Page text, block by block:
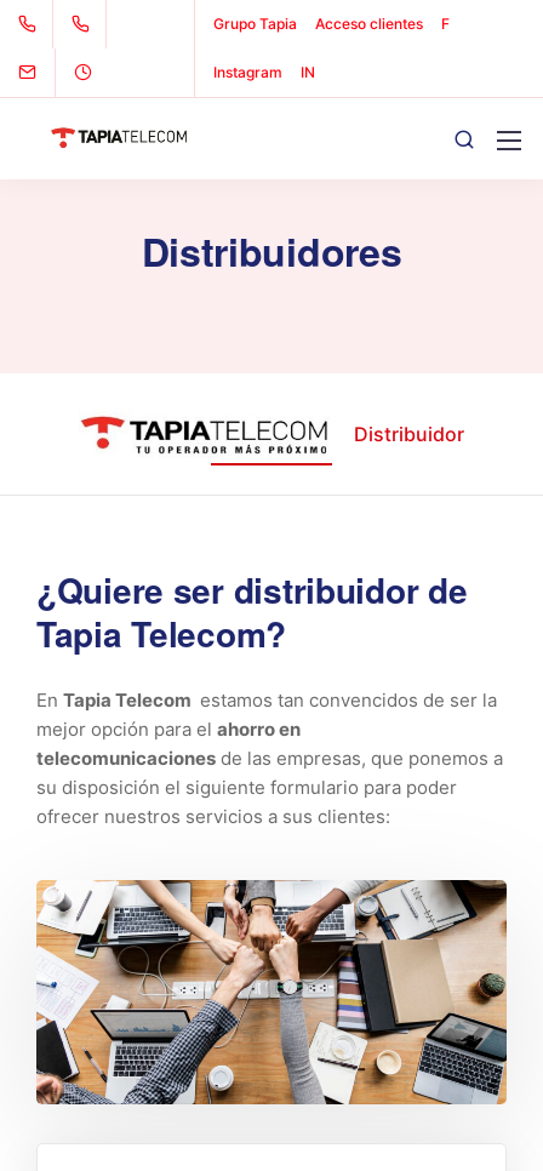
Grupo Tapia Acceso clientes F
Instagram IN
Distribuidores
Distribuidor
¿Quiere ser distribuidor de
Tapia Telecom?
En Tapia Telecom estamos tan convencidos de ser la
mejor opción para el ahorro en
telecomunicaciones de las empresas, que ponemos a
su disposición el siguiente formulario para poder
ofrecer nuestros servicios a sus clientes: